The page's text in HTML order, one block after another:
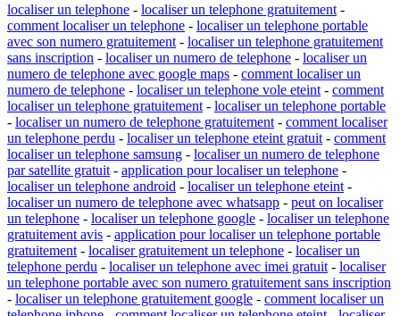
localiser un telephone - localiser un telephone gratuitement -
comment localiser un telephone - localiser un telephone portable
avec son numero gratuitement - localiser un telephone gratuitement
sans inscription - localiser un numero de telephone - localiser un
numero de telephone avec google maps - comment localiser un
numero de telephone - localiser un telephone vole eteint - comment
localiser un telephone gratuitement - localiser un telephone portable
- localiser un numero de telephone gratuitement - comment localiser
un telephone perdu - localiser un telephone eteint gratuit - comment
localiser un telephone samsung - localiser un numero de telephone
par satellite gratuit - application pour localiser un telephone -
localiser un telephone android - localiser un telephone eteint -
localiser un numero de telephone avec whatsapp - peut on localiser
un telephone - localiser un telephone google - localiser un telephone
gratuitement avis - application pour localiser un telephone portable
gratuitement - localiser gratuitement un telephone - localiser un
telephone perdu - localiser un telephone avec imei gratuit - localiser
un telephone portable avec son numero gratuitement sans inscription
- localiser un telephone gratuitement google - comment localiser un